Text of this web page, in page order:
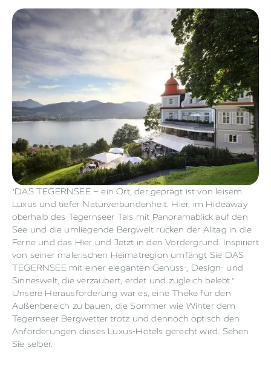
"DAS TEGERNSEE – ein Ort, der geprägt ist von leisem
Luxus und tiefer Naturverbundenheit. Hier, im Hideaway
oberhalb des Tegernseer Tals mit Panoramablick auf den
See und die umliegende Bergwelt rücken der Alltag in die
Ferne und das Hier und Jetzt in den Vordergrund. Inspiriert
von seiner malerischen Heimatregion umfängt Sie DAS
TEGERNSEE mit einer eleganten Genuss-, Design- und
Sinneswelt, die verzaubert, erdet und zugleich belebt."
Unsere Herausforderung war es, eine Theke für den
Außenbereich zu bauen, die Sommer wie Winter dem
Tegernseer Bergwetter trotz und dennoch optisch den
Anforderungen dieses Luxus-Hotels gerecht wird. Sehen
Sie selber.